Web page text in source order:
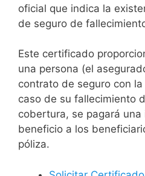
oficial que indica la
de seguro de
Este certificado
una persona (el
contrato de seguro con
caso de su fallecimiento
cobertura, se pagará
beneficio a los
póliza.